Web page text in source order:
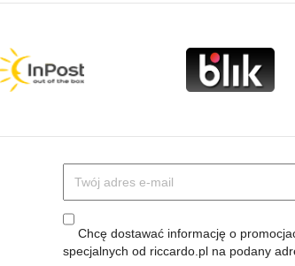
Chcę dostawać informację o
specjalnych od riccardo.pl na podany